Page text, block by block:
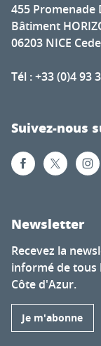
455 Promenade
Bâtiment
06203 NICE
Tél : +33 (0)4 93
Suivez-nous
Newsletter
Recevez la
informé de tous
Côte d'Azur.
Je m'abonne